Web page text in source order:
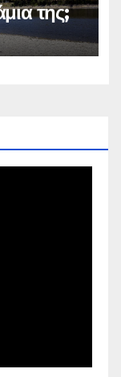
της;